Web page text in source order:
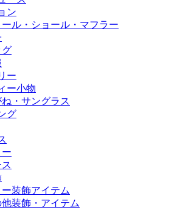
ン
ール・ショール・マフラー
グ
ー
ー小物
・サングラス
グ
ー装飾アイテム
他装飾・アイテム